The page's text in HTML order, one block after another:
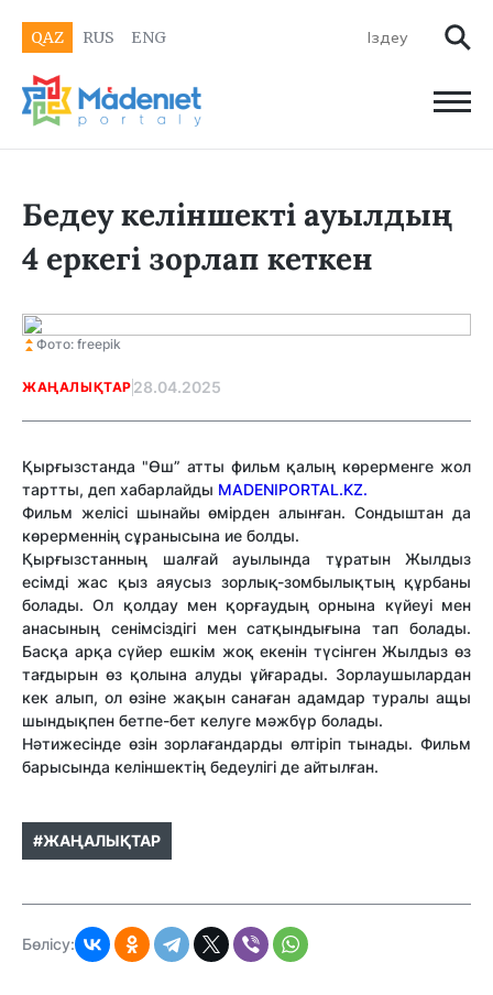
QAZ RUS ENG
Бедеу келіншекті ауылдың
4 еркегі зорлап кеткен
Фото: freepik
ЖАҢАЛЫҚТАР 28.04.2025
Қырғызстанда "Өш” атты фильм қалың көрерменге жол
тартты, деп хабарлайды MADENIPORTAL.KZ.
Фильм желісі шынайы өмірден алынған. Сондыштан да
көрерменнің сұранысына ие болды.
Қырғызстанның шалғай ауылында тұратын Жылдыз
есімді жас қыз аяусыз зорлық-зомбылықтың құрбаны
болады. Ол қолдау мен қорғаудың орнына күйеуі мен
анасының сенімсіздігі мен сатқындығына тап болады.
Басқа арқа сүйер ешкім жоқ екенін түсінген Жылдыз өз
тағдырын өз қолына алуды ұйғарады. Зорлаушылардан
кек алып, ол өзіне жақын санаған адамдар туралы ащы
шындықпен бетпе-бет келуге мәжбүр болады.
Нәтижесінде өзін зорлағандарды өлтіріп тынады. Фильм
барысында келіншектің бедеулігі де айтылған.
#ЖАҢАЛЫҚТАР
Бөлісу: